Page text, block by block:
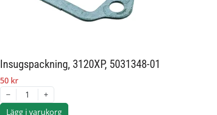
Insugspackning, 3120XP, 5031348-01
50 kr
1
Lägg i varukorg